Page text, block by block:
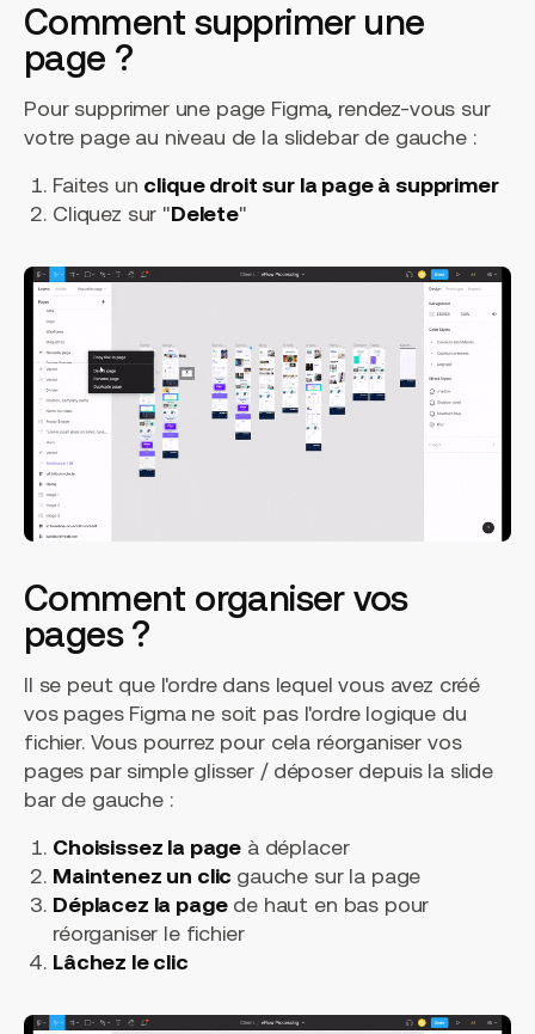
Comment supprimer une
page ?
Pour supprimer une page Figma, rendez-vous sur
votre page au niveau de la slidebar de gauche :
Faites un clique droit sur la page à supprimer
Cliquez sur "Delete"
Comment organiser vos
pages ?
Il se peut que l'ordre dans lequel vous avez créé
vos pages Figma ne soit pas l'ordre logique du
fichier. Vous pourrez pour cela réorganiser vos
pages par simple glisser / déposer depuis la slide
bar de gauche :
Choisissez la page à déplacer
Maintenez un clic gauche sur la page
Déplacez la pagede haut en bas pour
réorganiser le fichier
Lâchez le clic